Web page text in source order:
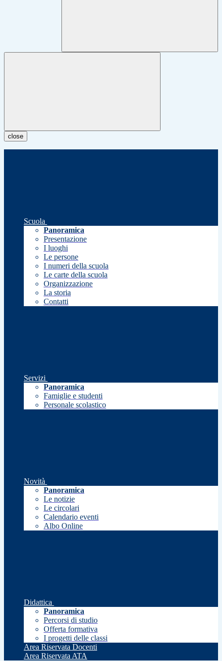
close
Scuola
Panoramica
Presentazione
I luoghi
Le persone
I numeri della scuola
Le carte della scuola
Organizzazione
La storia
Contatti
Servizi
Panoramica
Famiglie e studenti
Personale scolastico
Novità
Panoramica
Le notizie
Le circolari
Calendario eventi
Albo Online
Didattica
Panoramica
Percorsi di studio
Offerta formativa
I progetti delle classi
Area Riservata Docenti
Area Riservata ATA